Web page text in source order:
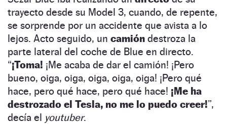
trayecto desde su Model 3, cuando, de repente,
se sorprende por un accidente que avista a lo
lejos. Acto seguido, un camión destroza la
parte lateral del coche de Blue en directo.
“¡Toma! ¡Me acaba de dar el camión! ¡Pero
bueno, oiga, oiga, oiga, oiga, oiga! ¡Pero qué
hace, pero qué hace, pero qué hace! ¡Me ha
destrozado el Tesla, no me lo puedo creer!”,
decía el youtuber.